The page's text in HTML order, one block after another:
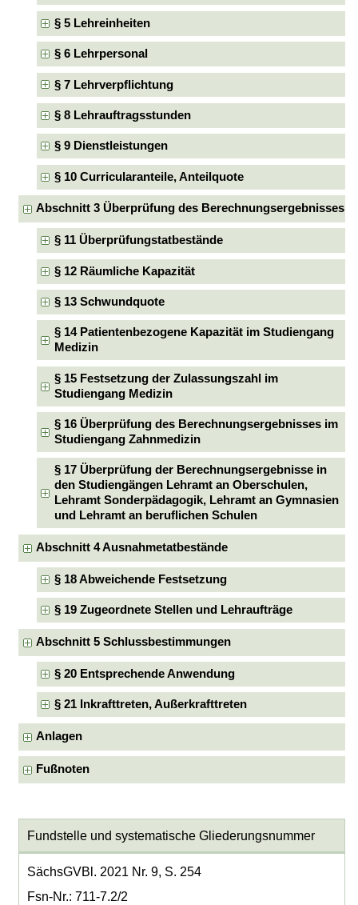
§ 5 Lehreinheiten
§ 6 Lehrpersonal
§ 7 Lehrverpflichtung
§ 8 Lehrauftragsstunden
§ 9 Dienstleistungen
§ 10 Curricularanteile, Anteilquote
Abschnitt 3 Überprüfung des Berechnungsergebnisses
§ 11 Überprüfungstatbestände
§ 12 Räumliche Kapazität
§ 13 Schwundquote
§ 14 Patientenbezogene Kapazität im Studiengang
Medizin
§ 15 Festsetzung der Zulassungszahl im
Studiengang Medizin
§ 16 Überprüfung des Berechnungsergebnisses im
Studiengang Zahnmedizin
§ 17 Überprüfung der Berechnungsergebnisse in
den Studiengängen Lehramt an Oberschulen,
Lehramt Sonderpädagogik, Lehramt an Gymnasien
und Lehramt an beruflichen Schulen
Abschnitt 4 Ausnahmetatbestände
§ 18 Abweichende Festsetzung
§ 19 Zugeordnete Stellen und Lehraufträge
Abschnitt 5 Schlussbestimmungen
§ 20 Entsprechende Anwendung
§ 21 Inkrafttreten, Außerkrafttreten
Anlagen
Fußnoten
Fundstelle und systematische Gliederungsnummer
SächsGVBl. 2021 Nr. 9, S. 254
Fsn-Nr.: 711-7.2/2